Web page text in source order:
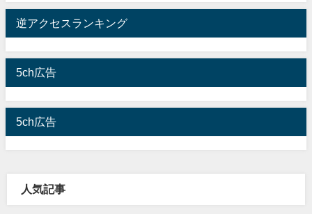
逆アクセスランキング
5ch広告
5ch広告
人気記事